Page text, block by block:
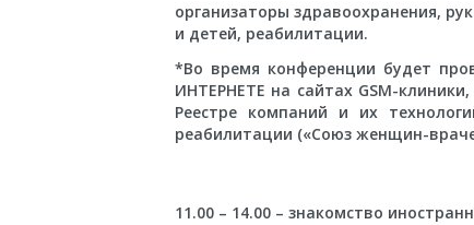
организаторы здравоохранения,
и детей, реабилитации.
*Во время конференции будет
ИНТЕРНЕТЕ на сайтах GSM-
Реестре компаний и их
реабилитации («Союз женщин-
11.00 – 14.00 – знакомство